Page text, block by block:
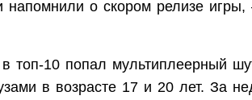
напомнили о скором релизе
топ-10 попал мультиплеерный
в возрасте 17 и 20 лет. За